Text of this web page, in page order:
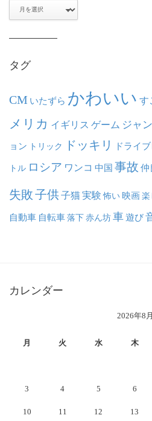
タグ
CM いたずら かわいい す
メリカ イギリス ゲーム ジャ
ョン トリック ドッキリ ドライ
トル ロシア ワンコ 中国 事故 仲
失敗子供子猫実験 怖い映画楽
自動車 自転車落下赤ん坊車遊び
カレンダー
2026年8月
月 火 水 木
3 4 5 6
10 11 12 13